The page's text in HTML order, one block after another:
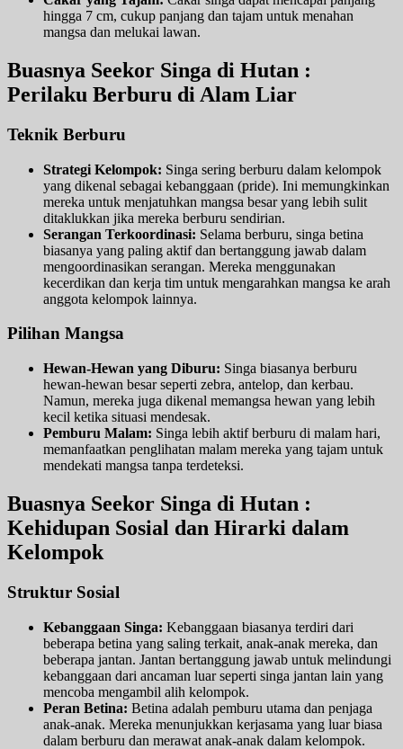
hingga 7 cm, cukup panjang dan tajam untuk menahan
mangsa dan melukai lawan.
Buasnya Seekor Singa di Hutan :
Perilaku Berburu di Alam Liar
Teknik Berburu
Strategi Kelompok: Singa sering berburu dalam kelompok
yang dikenal sebagai kebanggaan (pride). Ini memungkinkan
mereka untuk menjatuhkan mangsa besar yang lebih sulit
ditaklukkan jika mereka berburu sendirian.
Serangan Terkoordinasi: Selama berburu, singa betina
biasanya yang paling aktif dan bertanggung jawab dalam
mengoordinasikan serangan. Mereka menggunakan
kecerdikan dan kerja tim untuk mengarahkan mangsa ke arah
anggota kelompok lainnya.
Pilihan Mangsa
Hewan-Hewan yang Diburu: Singa biasanya berburu
hewan-hewan besar seperti zebra, antelop, dan kerbau.
Namun, mereka juga dikenal memangsa hewan yang lebih
kecil ketika situasi mendesak.
Pemburu Malam: Singa lebih aktif berburu di malam hari,
memanfaatkan penglihatan malam mereka yang tajam untuk
mendekati mangsa tanpa terdeteksi.
Buasnya Seekor Singa di Hutan :
Kehidupan Sosial dan Hirarki dalam
Kelompok
Struktur Sosial
Kebanggaan Singa: Kebanggaan biasanya terdiri dari
beberapa betina yang saling terkait, anak-anak mereka, dan
beberapa jantan. Jantan bertanggung jawab untuk melindungi
kebanggaan dari ancaman luar seperti singa jantan lain yang
mencoba mengambil alih kelompok.
Peran Betina: Betina adalah pemburu utama dan penjaga
anak-anak. Mereka menunjukkan kerjasama yang luar biasa
dalam berburu dan merawat anak-anak dalam kelompok.